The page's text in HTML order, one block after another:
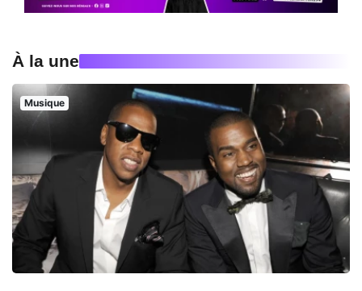
À la une
Musique